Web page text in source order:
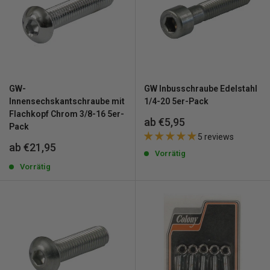
GW-
Innensechskantschraube mit
Flachkopf Chrom 3/8-16 5er-
Pack
Sonderpreis
ab €21,95
Vorrätig
GW Inbusschraube Edelstahl
1/4-20 5er-Pack
Sonderpreis
ab €5,95
5 reviews
Vorrätig